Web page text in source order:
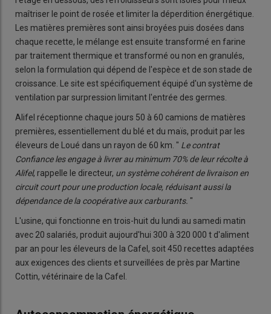
maîtriser le point de rosée et limiter la déperdition énergétique.
Les matières premières sont ainsi broyées puis dosées dans
chaque recette, le mélange est ensuite transformé en farine
par traitement thermique et transformé ou non en granulés,
selon la formulation qui dépend de l'espèce et de son stade de
croissance. Le site est spécifiquement équipé d'un système de
ventilation par surpression limitant l'entrée des germes.
Alifel réceptionne chaque jours 50 à 60 camions de matières
premières, essentiellement du blé et du maïs, produit par les
éleveurs de Loué dans un rayon de 60 km. " Le contrat
Confiance les engage à livrer au minimum 70% de leur récolte à
Alifel, rappelle le directeur, un système cohérent de livraison en
circuit court pour une production locale, réduisant aussi la
dépendance de la coopérative aux carburants. "
L'usine, qui fonctionne en trois-huit du lundi au samedi matin
avec 20 salariés, produit aujourd'hui 300 à 320 000 t d'aliment
par an pour les éleveurs de la Cafel, soit 450 recettes adaptées
aux exigences des clients et surveillées de près par Martine
Cottin, vétérinaire de la Cafel.